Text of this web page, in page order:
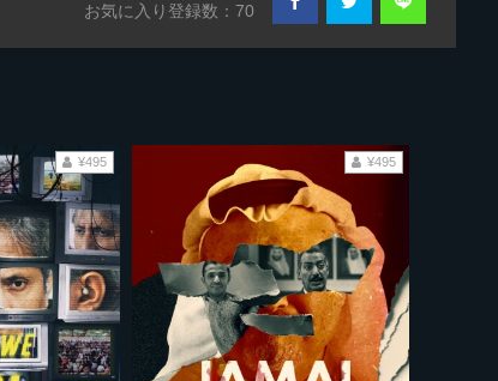
お気に入り登録数：70
¥495 ¥495